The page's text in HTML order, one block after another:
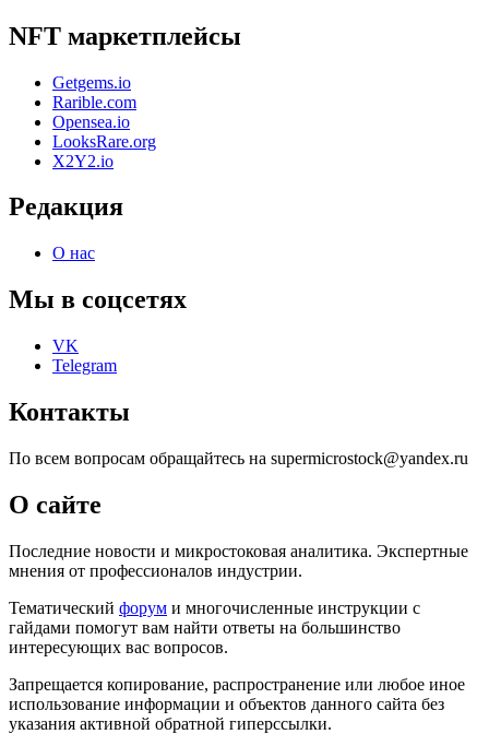
NFT маркетплейсы
Getgems.io
Rarible.com
Opensea.io
LooksRare.org
X2Y2.io
Редакция
О нас
Мы в соцсетях
VK
Telegram
Контакты
По всем вопросам обращайтесь на supermicrostock@yandex.ru
О сайте
Последние новости и микростоковая аналитика. Экспертные
мнения от профессионалов индустрии.
Тематический форум и многочисленные инструкции с
гайдами помогут вам найти ответы на большинство
интересующих вас вопросов.
Запрещается копирование, распространение или любое иное
использование информации и объектов данного сайта без
указания активной обратной гиперссылки.